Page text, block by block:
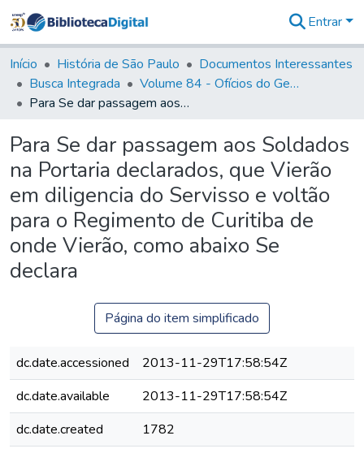
&
Coleções
Tudo na
Biblioteca
Estatísticas
Entrar
Início História de São Paulo
Documentos Interessantes
Busca Integrada
Volume 84 - Ofícios do General Martins Lopes de Saldanha (Governador da Capitania): 1782- 1786
Para Se dar passagem aos Soldados na Portaria declarados, que Vierão em diligencia do Servisso e voltão para o Regimento de Curitiba de onde Vierão, como abaixo Se declara
Para Se dar passagem aos Soldados
na Portaria declarados, que Vierão
em diligencia do Servisso e voltão
para o Regimento de Curitiba de
onde Vierão, como abaixo Se
declara
Página do item simplificado
dc.date.accessioned
2013-11-29T17:58:54Z
dc.date.available
2013-11-29T17:58:54Z
dc.date.created
1782